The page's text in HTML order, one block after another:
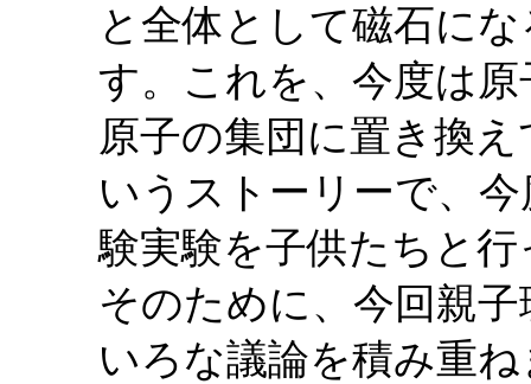
と全体として磁石に
す。これを、今度は
原子の集団に置き換
いうストーリーで、
験実験を子供たちと
そのために、今回親
いろな議論を積み重